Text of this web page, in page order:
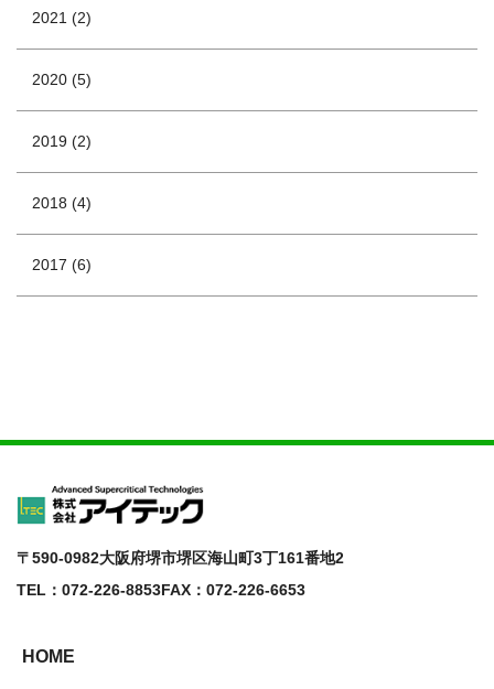
2021 (2)
2020 (5)
2019 (2)
2018 (4)
2017 (6)
〒590-0982大阪府堺市堺区海山町3丁161番地2
TEL：072-226-8853FAX：072-226-6653
HOME